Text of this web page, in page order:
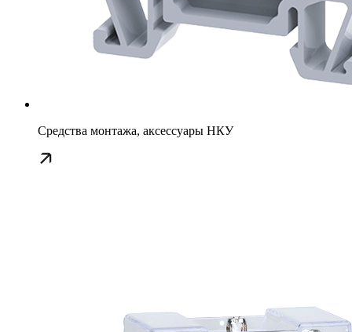
Средства монтажа, аксессуары НКУ